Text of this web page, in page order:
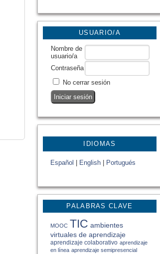
USUARIO/A
Nombre de
usuario/a
Contraseña
No cerrar sesión
IDIOMAS
Español English Portugués
PALABRAS CLAVE
MOOC TIC ambientes
virtuales de aprendizaje
aprendizaje colaborativo aprendizaje
en línea aprendizaje semipresencial